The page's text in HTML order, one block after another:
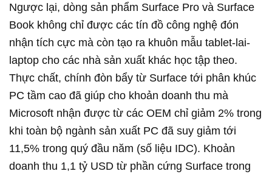
Ngược lại, dòng sản phẩm Surface Pro và Surface
Book không chỉ được các tín đồ công nghệ đón
nhận tích cực mà còn tạo ra khuôn mẫu tablet-lai-
laptop cho các nhà sản xuất khác học tập theo.
Thực chất, chính đòn bẩy từ Surface tới phân khúc
PC tầm cao đã giúp cho khoản doanh thu mà
Microsoft nhận được từ các OEM chỉ giảm 2% trong
khi toàn bộ ngành sản xuất PC đã suy giảm tới
11,5% trong quý đầu năm (số liệu IDC). Khoản
doanh thu 1,1 tỷ USD từ phần cứng Surface trong